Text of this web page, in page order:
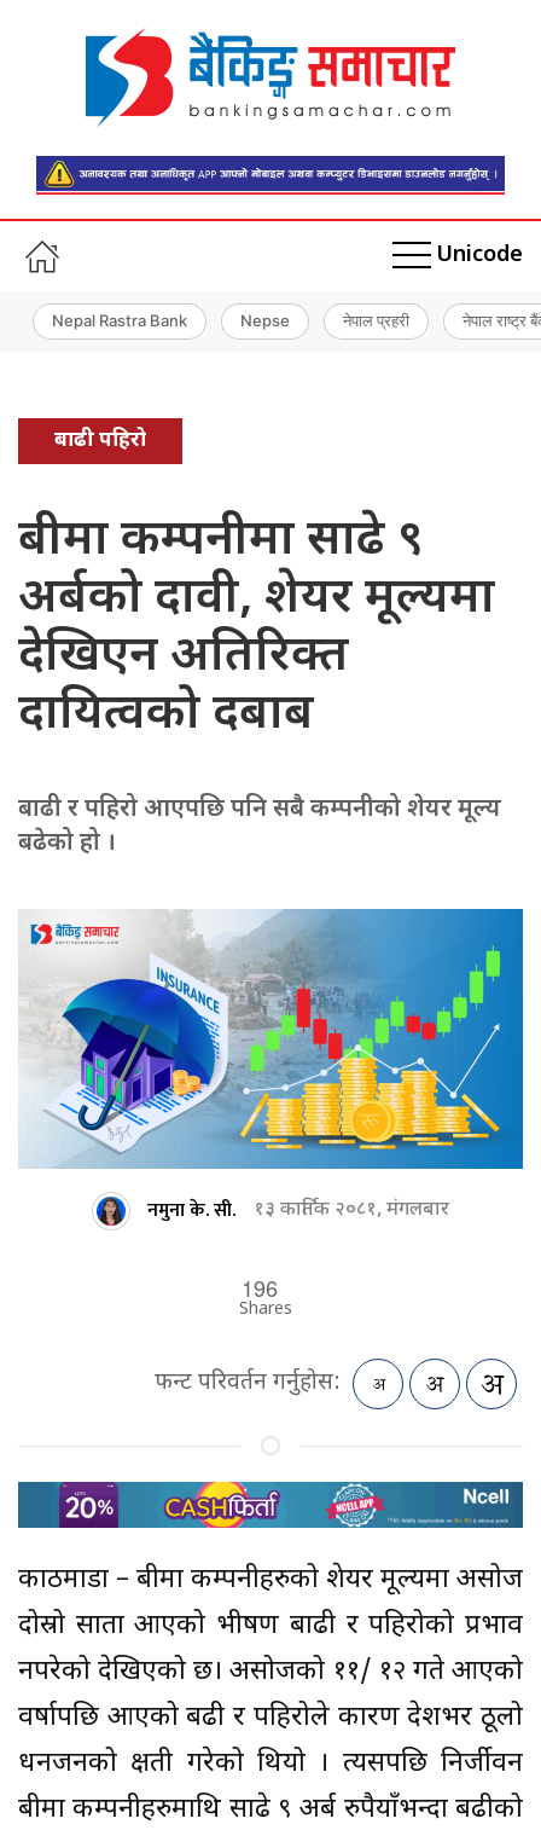
Unicode
Nepal Rastra Bank Nepse नेपाल प्रहरी नेपाल राष्ट्र
बाढी पहिरो
बीमा कम्पनीमा साढे ९
अर्बको दावी, शेयर मूल्यमा
देखिएन अतिरिक्त
दायित्वको दबाब
बाढी र पहिरो आएपछि पनि सबै कम्पनीको शेयर मूल्य
बढेको हो ।
नमुना के. सी. १३ कार्तिक २०८१, मंगलबार
196
Shares
फन्ट परिवर्तन गर्नुहोस:
काठमाडौं – बीमा कम्पनीहरुको शेयर मूल्यमा असोज
दोस्रो साता आएको भीषण बाढी र पहिरोको प्रभाव
नपरेको देखिएको छ। असोजको ११/ १२ गते आएको
वर्षापछि आएको बढी र पहिरोले कारण देशभर ठूलो
धनजनको क्षती गरेको थियो । त्यसपछि निर्जीवन
बीमा कम्पनीहरुमाथि साढे ९ अर्ब रुपैयाँभन्दा बढीको